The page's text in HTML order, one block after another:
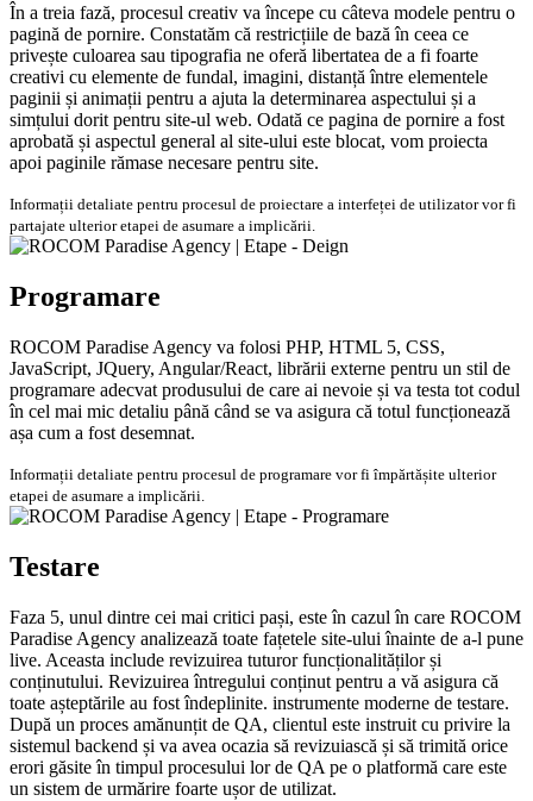
În a treia fază, procesul creativ va începe cu câteva modele pentru o
pagină de pornire. Constatăm că restricțiile de bază în ceea ce
privește culoarea sau tipografia ne oferă libertatea de a fi foarte
creativi cu elemente de fundal, imagini, distanță între elementele
paginii și animații pentru a ajuta la determinarea aspectului și a
simțului dorit pentru site-ul web. Odată ce pagina de pornire a fost
aprobată și aspectul general al site-ului este blocat, vom proiecta
apoi paginile rămase necesare pentru site.
Informații detaliate pentru procesul de proiectare a interfeței de utilizator vor fi
partajate ulterior etapei de asumare a implicării.
Programare
ROCOM Paradise Agency va folosi PHP, HTML 5, CSS,
JavaScript, JQuery, Angular/React, librării externe pentru un stil de
programare adecvat produsului de care ai nevoie și va testa tot codul
în cel mai mic detaliu până când se va asigura că totul funcționează
așa cum a fost desemnat.
Informații detaliate pentru procesul de programare vor fi împărtășite ulterior
etapei de asumare a implicării.
Testare
Faza 5, unul dintre cei mai critici pași, este în cazul în care ROCOM
Paradise Agency analizează toate fațetele site-ului înainte de a-l pune
live. Aceasta include revizuirea tuturor funcționalităților și
conținutului. Revizuirea întregului conținut pentru a vă asigura că
toate așteptările au fost îndeplinite. instrumente moderne de testare.
După un proces amănunțit de QA, clientul este instruit cu privire la
sistemul backend și va avea ocazia să revizuiască și să trimită orice
erori găsite în timpul procesului lor de QA pe o platformă care este
un sistem de urmărire foarte ușor de utilizat.